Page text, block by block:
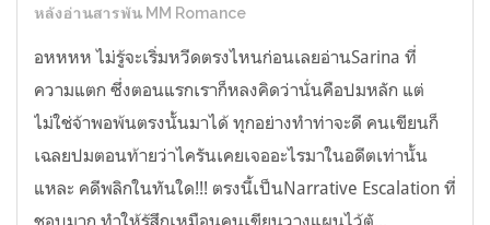
หลังอ่านสารพัน MM Romance
อหหหห ไม่รู้จะเริ่มหวีดตรงไหนก่อนเลยอ่านSarina ที่
ความแตก ซึ่งตอนแรกเราก็หลงคิดว่านั่นคือปมหลัก แต่
ไม่ใช่จ้าพอพ้นตรงนั้นมาได้ ทุกอย่างทำท่าจะดี คนเขียนก็
เฉลยปมตอนท้ายว่าไครันเคยเจออะไรมาในอดีตเท่านั้น
แหละ คดีพลิกในทันใด!!! ตรงนี้เป็นNarrative Escalation ที่
ชอบมาก ทำให้รู้สึกเหมือนคนเขียนวางแผนไว้ตั...